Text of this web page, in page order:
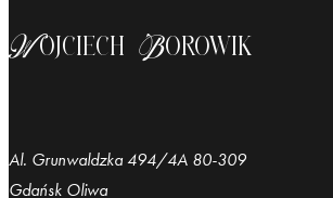
Wojciech Borowik
Al. Grunwaldzka 494/4A 80-309
Gdańsk Oliwa